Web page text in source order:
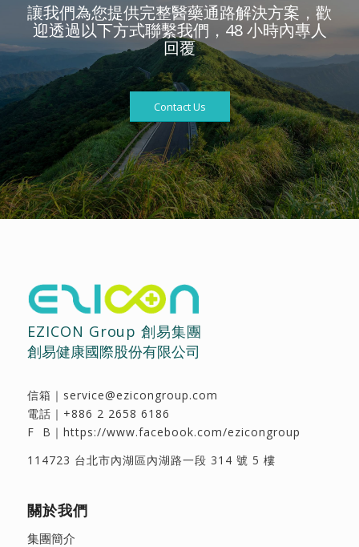
讓我們為您提供完整醫藥通路解決方案，歡
迎透過以下方式聯繫我們，48 小時內專人
回覆
Contact Us
EZICON Group 創易集團
創易健康國際股份有限公司
信箱｜ service@ezicongroup.com
電話｜ +886 2 2658 6186
F B｜ https://www.facebook.com/ezicongroup
114723 台北市內湖區內湖路一段 314 號 5 樓
關於我們
集團簡介